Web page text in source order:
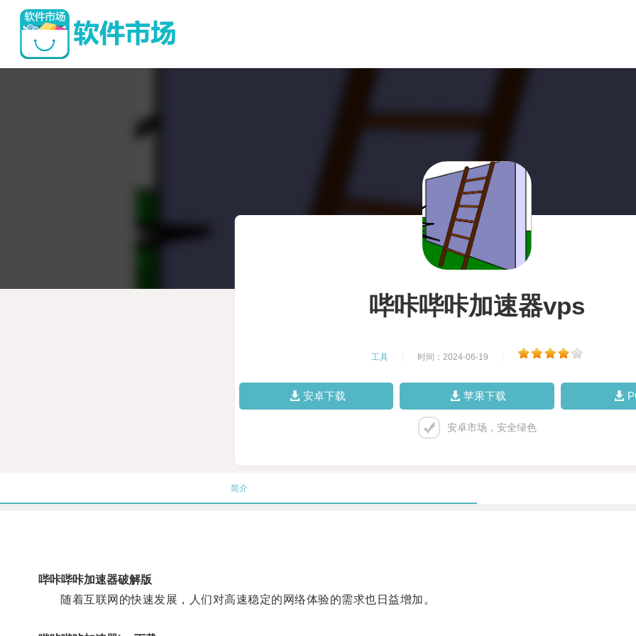
哔咔哔咔加速器vps
工具 时间：2024-06-19
安卓下载 苹果下载
安卓市场，安全绿色
简介
哔咔哔咔加速器破解版
随着互联网的快速发展，人们对高速稳定的网络体验的需求也日益增加。